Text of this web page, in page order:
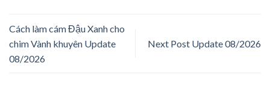
Cách làm cám Đậu Xanh cho
chim Vành khuyên Update
08/2026
Next Post Update 08/2026